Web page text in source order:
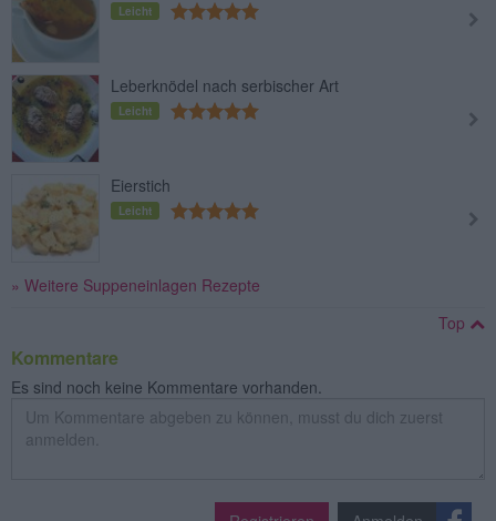
Leicht
Leberknödel nach serbischer Art
Leicht
Eierstich
Leicht
» Weitere Suppeneinlagen Rezepte
Top
Kommentare
Es sind noch keine Kommentare vorhanden.